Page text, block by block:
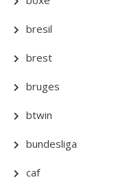
bresil
brest
bruges
btwin
bundesliga
caf